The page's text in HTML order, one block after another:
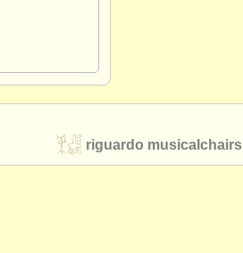
riguardo musicalchairs